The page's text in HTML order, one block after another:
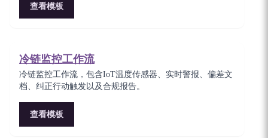
查看模板
冷链监控工作流
冷链监控工作流，包含IoT温度传感器、实时警报、偏差文
档、纠正行动触发以及合规报告。
查看模板